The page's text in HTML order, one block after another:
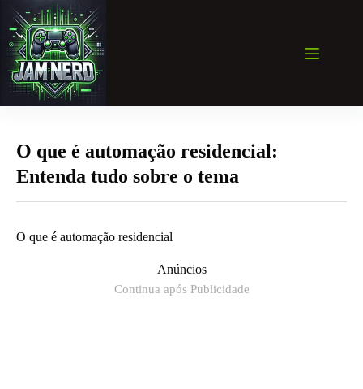
para
conteúdo
O que é automação residencial:
Entenda tudo sobre o tema
O que é automação residencial
Anúncios
Continua após Publicidade